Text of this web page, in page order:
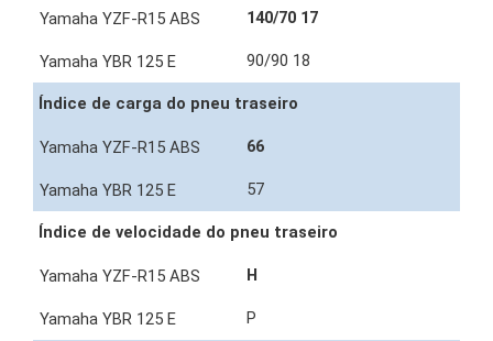
140/70 17
90/90 18
Índice de carga do pneu traseiro
66
57
Índice de velocidade do pneu traseiro
H
P